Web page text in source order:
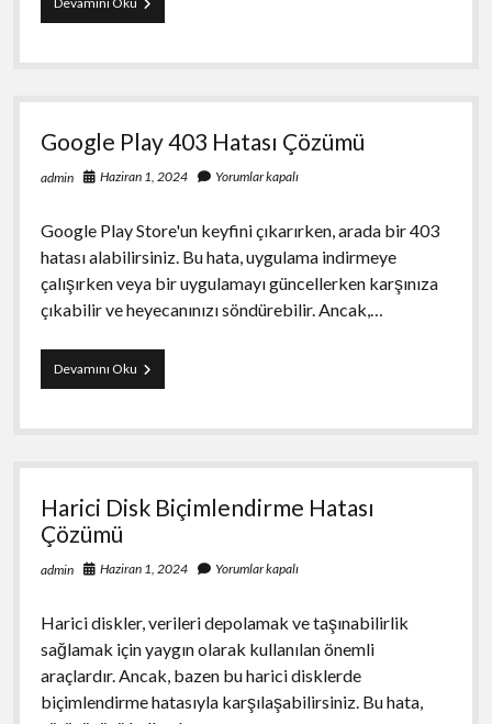
Laptop
Hatası
Google Play 403 Hatası Çözümü
admin Haziran 1, 2024 Yorumlar kapalı
Google Play Store'un keyfini çıkarırken, arada bir 403
hatası alabilirsiniz. Bu hata, uygulama indirmeye
çalışırken veya bir uygulamayı güncellerken karşınıza
çıkabilir ve heyecanınızı söndürebilir. Ancak,…
Devamını OkuGoogle
Play
Hatası
Harici Disk Biçimlendirme Hatası
Çözümü
admin Haziran 1, 2024 Yorumlar kapalı
Harici diskler, verileri depolamak ve taşınabilirlik
sağlamak için yaygın olarak kullanılan önemli
araçlardır. Ancak, bazen bu harici disklerde
biçimlendirme hatasıyla karşılaşabilirsiniz. Bu hata,